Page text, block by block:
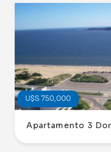
U$S 750,000
Apartamento 3